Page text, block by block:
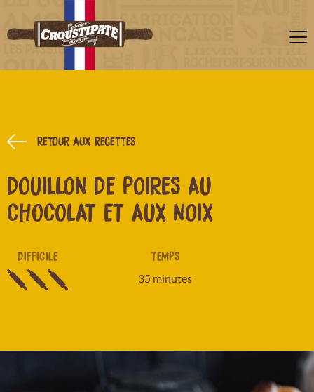
Retour aux recettes
DOUILLON DE POIRES AU
CHOCOLAT ET AUX NOIX
DIFFICILE TEMPS
35 minutes